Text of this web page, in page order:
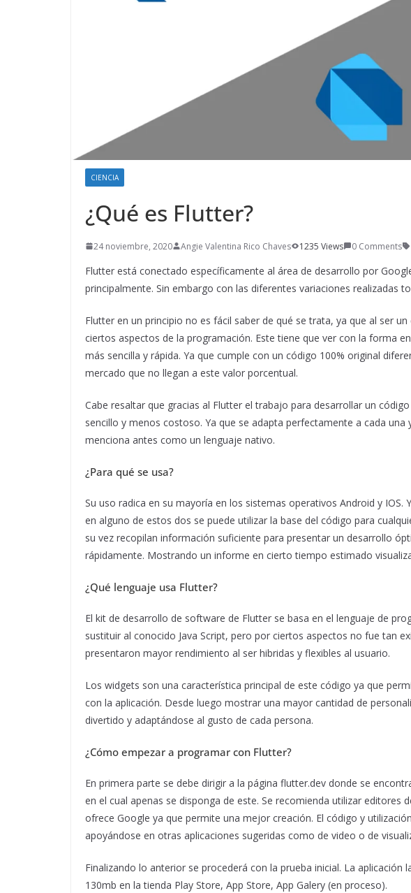
CIENCIA
¿Qué es Flutter?
24 noviembre, 2020 Angie Valentina Rico Chaves 1235 Views 0 Comments
Flutter está conectado específicamente al área de desarrollo por
principalmente. Sin embargo con las diferentes variaciones realizadas
Flutter en un principio no es fácil saber de qué se trata, ya que al ser
ciertos aspectos de la programación. Este tiene que ver con la forma
más sencilla y rápida. Ya que cumple con un código 100% original
mercado que no llegan a este valor porcentual.
Cabe resaltar que gracias al Flutter el trabajo para desarrollar un
sencillo y menos costoso. Ya que se adapta perfectamente a cada
menciona antes como un lenguaje nativo.
¿Para qué se usa?
Su uso radica en su mayoría en los sistemas operativos Android y IOS.
en alguno de estos dos se puede utilizar la base del código para
su vez recopilan información suficiente para presentar un desarrollo
rápidamente. Mostrando un informe en cierto tiempo estimado
¿Qué lenguaje usa Flutter?
El kit de desarrollo de software de Flutter se basa en el lenguaje de
sustituir al conocido Java Script, pero por ciertos aspectos no fue tan
presentaron mayor rendimiento al ser hibridas y flexibles al usuario.
Los widgets son una característica principal de este código ya que
con la aplicación. Desde luego mostrar una mayor cantidad de
divertido y adaptándose al gusto de cada persona.
¿Cómo empezar a programar con Flutter?
En primera parte se debe dirigir a la página flutter.dev donde se
en el cual apenas se disponga de este. Se recomienda utilizar editores
ofrece Google ya que permite una mejor creación. El código y
apoyándose en otras aplicaciones sugeridas como de video o de
Finalizando lo anterior se procederá con la prueba inicial. La aplicación
130mb en la tienda Play Store, App Store, App Galery (en proceso).